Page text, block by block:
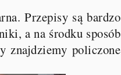
Przepisy są bardzo
a na środku sposób
znajdziemy policzone